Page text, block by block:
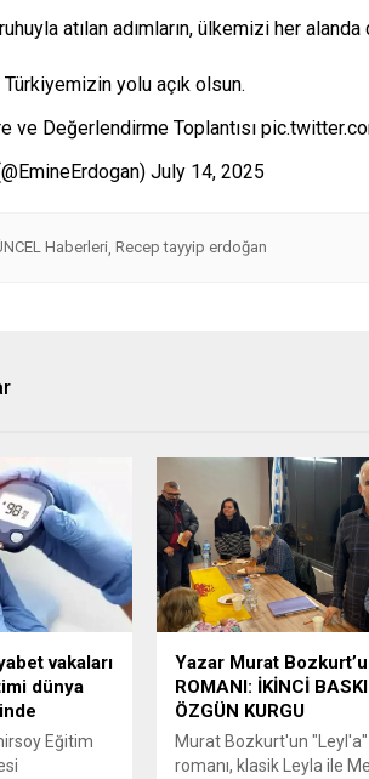
atılan adımların, ülkemizi her
yolu açık olsun.
ve Değerlendirme Toplantısı
July 14, 2025
Haberleri, Recep tayyip erdoğan
vakaları
dünya
Eğitim
Yazar Murat
ROMANI: İKİNCİ
ÖZGÜN KURGU
Murat Bozkurt'un "Leyl'a"
romanı, klasik Leyla ile